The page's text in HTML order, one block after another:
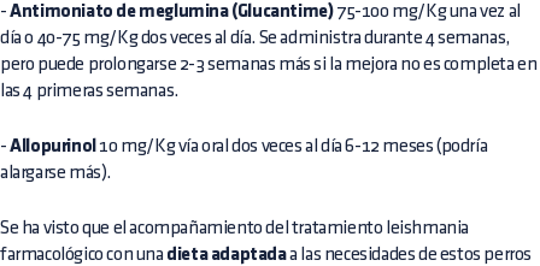
-Antimoniato de meglumina (Glucantime)75-100 mg/Kg una vez al
día o 40-75 mg/Kg dos veces al día. Se administra durante 4 semanas,
pero puede prolongarse 2-3 semanas más si la mejora no es completa en
las 4 primeras semanas.
-Allopurinol 10 mg/Kg vía oral dos veces al día 6-12 meses (podría
alargarse más).
Se ha visto que el acompañamiento del tratamiento leishmania
farmacológico con una dieta adaptadaa las necesidades de estos perros